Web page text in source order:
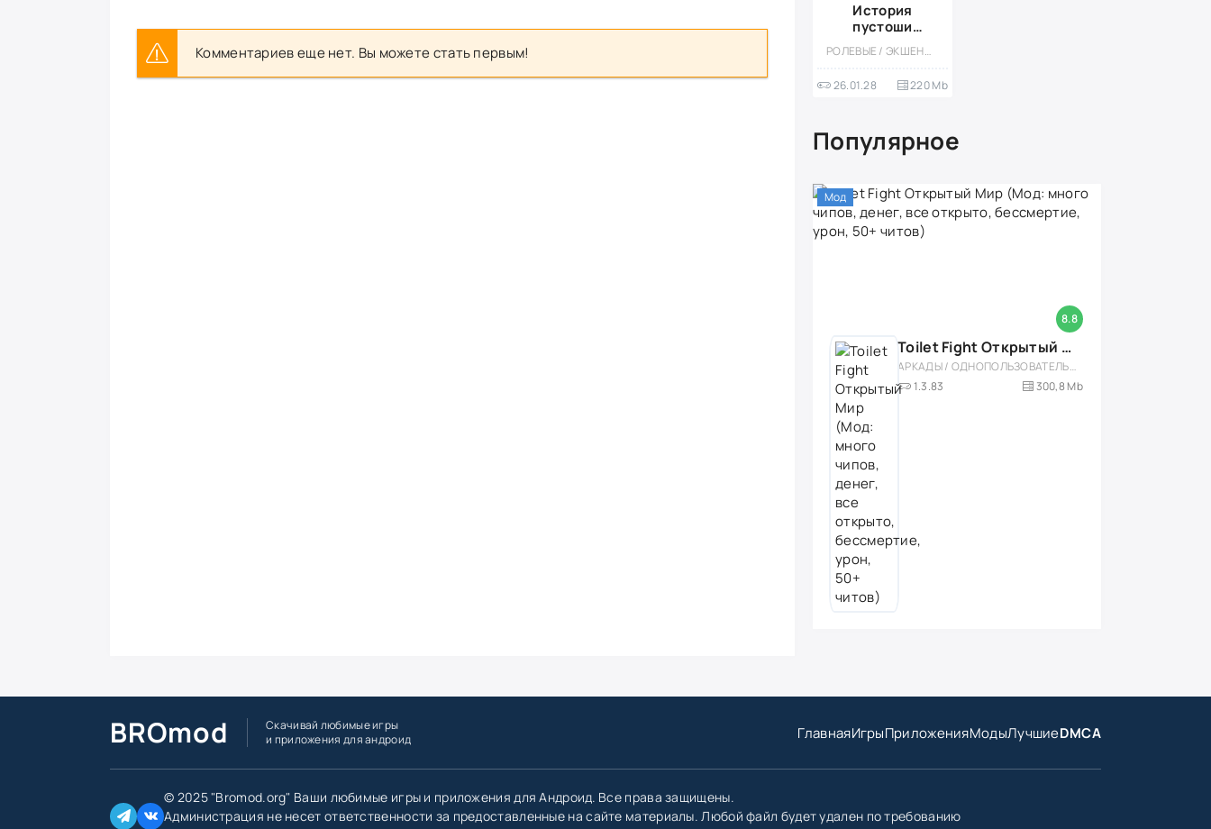
Комментариев еще нет. Вы можете стать первым!
История
пустоши
выживание RPG
(Mod High
РОЛЕВЫЕ / ЭКШЕНЫ / ПИКСЕЛЬНАЯ / КАЗУАЛЬНЫЕ / ОДНОПОЛЬЗОВАТЕЛЬСКИЕ / ВИД СБОКУ / ОФЛАЙН / ВЫЖИВАНИЕ / АПОКАЛИПСИС / БОЛЬШАЯ / ВСТРОЕННЫЙ КЕШ
26.01.28 220 Mb
Популярное
8.8
Мод
Toilet Fight Открытый Мир (Мод: много чипов, денег, все открыто, бессмертие, урон, 50+ читов)
АРКАДЫ / ОДНОПОЛЬЗОВАТЕЛЬСКИЕ / ОФЛАЙН / МОД / РОЛЕВЫЕ / ШУТЕРЫ / ОТКРЫТЫЙ МИР / ВСТРОЕННЫЙ КЕШ / 3D / ЭКШЕНЫ / ТУАЛЕТНЫЕ ВОЙНЫ / ДЛЯ ДЕТЕЙ
1.3.83
300,8 Mb
BROmod
Скачивай любимые игры
и приложения для андроид
ГлавнаяИгрыПриложенияМодыЛучшиеDMCA
© 2025 "Bromod.org" Ваши любимые игры и приложения для Андроид. Все права защищены.
Администрация не несет ответственности за предоставленные на сайте материалы. Любой файл будет удален по требованию